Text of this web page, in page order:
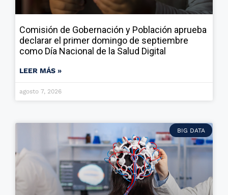
Comisión de Gobernación y Población aprueba
declarar el primer domingo de septiembre
como Día Nacional de la Salud Digital
LEER MÁS »
agosto 7, 2026
BIG DATA